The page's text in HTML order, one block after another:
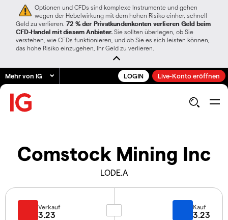
Optionen und CFDs sind komplexe Instrumente und gehen
wegen der Hebelwirkung mit dem hohen Risiko einher, schnell
Geld zu verlieren. 72 % der Privatkundenkonten verlieren Geld beim
CFD-Handel mit diesem Anbieter. Sie sollten überlegen, ob Sie
verstehen, wie CFDs funktionieren, und ob Sie es sich leisten können,
das hohe Risiko einzugehen, Ihr Geld zu verlieren.
Mehr von IG LOGIN Live-Konto eröffnen
Comstock Mining Inc
LODE.A
Verkauf
3.23
Kauf
3.23